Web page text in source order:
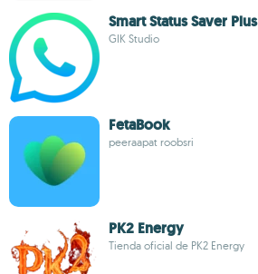
Smart Status Saver Plus
GIK Studio
FetaBook
peeraapat roobsri
PK2 Energy
Tienda oficial de PK2 Energy